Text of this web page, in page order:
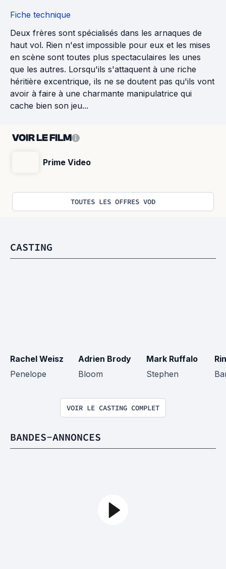
Fiche technique
Deux frères sont spécialisés dans les arnaques de
haut vol. Rien n'est impossible pour eux et les mises
en scène sont toutes plus spectaculaires les unes
que les autres. Lorsqu'ils s'attaquent à une riche
héritière excentrique, ils ne se doutent pas qu'ils vont
avoir à faire à une charmante manipulatrice qui
cache bien son jeu...
VOIR LE FILM
Prime Video
TOUTES LES OFFRES VOD
CASTING
Rachel Weisz
Penelope
Adrien Brody
Bloom
Mark Ruffalo
Stephen
VOIR LE CASTING COMPLET
BANDES-ANNONCES